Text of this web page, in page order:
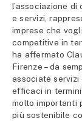
l’associazione
e servizi,
imprese che
competitive in
ha affermato
Firenze – da
associate servizi
efficaci in
molto importanti
più sostenibile